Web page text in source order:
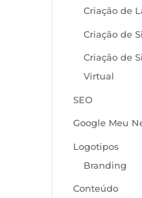
Criação de
Criação de
Criação de
Virtual
SEO
Google Meu
Logotipos
Branding
Conteúdo